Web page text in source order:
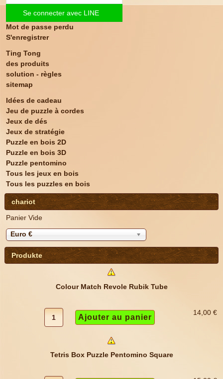
Se connecter avec LINE
Mot de passe perdu
S'enregistrer
Ting Tong
des produits
solution - règles
sitemap
Idées de cadeau
Jeu de puzzle à cordes
Jeux de dés
Jeux de stratégie
Puzzle en bois 2D
Puzzle en bois 3D
Puzzle pentomino
Tous les jeux en bois
Tous les puzzles en bois
chariot
Panier Vide
Euro €
Produkte
Colour Match Revole Rubik Tube
14,00 €
Tetris Box Puzzle Pentomino Square